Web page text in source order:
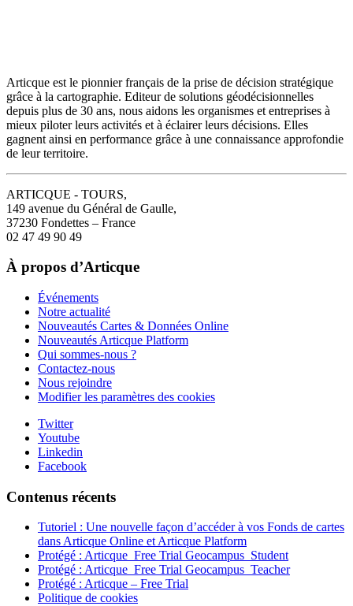
Articque est le pionnier français de la prise de décision stratégique
grâce à la cartographie. Editeur de solutions géodécisionnelles
depuis plus de 30 ans, nous aidons les organismes et entreprises à
mieux piloter leurs activités et à éclairer leurs décisions. Elles
gagnent ainsi en performance grâce à une connaissance approfondie
de leur territoire.
ARTICQUE - TOURS,
149 avenue du Général de Gaulle,
37230 Fondettes – France
02 47 49 90 49
À propos d’Articque
Événements
Notre actualité
Nouveautés Cartes & Données Online
Nouveautés Articque Platform
Qui sommes-nous ?
Contactez-nous
Nous rejoindre
Modifier les paramètres des cookies
Twitter
Youtube
Linkedin
Facebook
Contenus récents
Tutoriel : Une nouvelle façon d’accéder à vos Fonds de cartes
dans Articque Online et Articque Platform
Protégé : Articque_Free Trial Geocampus_Student
Protégé : Articque_Free Trial Geocampus_Teacher
Protégé : Articque – Free Trial
Politique de cookies